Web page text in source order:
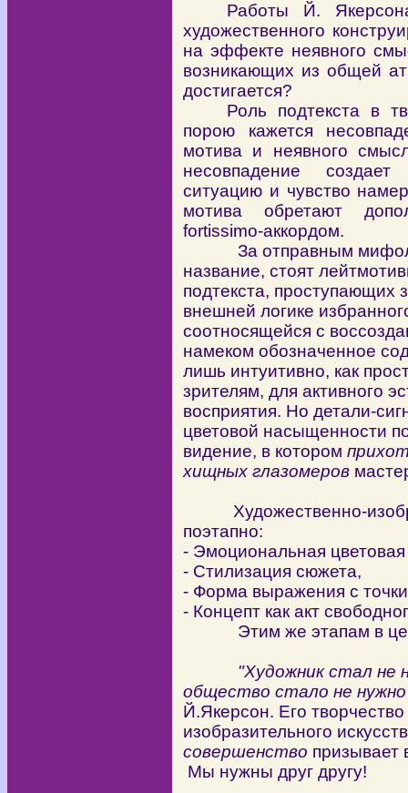
Работы Й.
художественного
на эффекте неявного
возникающих из общей
достигается?
Роль подтекста в
порою кажется
мотива и неявного
несовпадение создает
ситуацию и чувство
мотива обретают
fortissimo-аккордом.
За отправным
название, стоят
подтекста, проступающих
внешней логике
соотносящейся с
намеком обозначенное
лишь интуитивно, как
зрителям, для активного
восприятия. Но детали-
цветовой насыщенности
видение, в котором
хищных глазомеров
Художественно-
поэтапно:
- Эмоциональная
- Стилизация сюжета,
- Форма выражения с
- Концепт как акт
Этим же этапам в цепи
"Художник стал не
общество стало не
Й.Якерсон. Его
изобразительного
совершенство призывает
Мы нужны друг другу!